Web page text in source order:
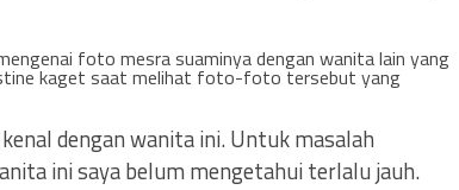
foto mesra suaminya dengan wanita lain yang
kaget saat melihat foto-foto tersebut yang
dengan wanita ini. Untuk masalah
ini saya belum mengetahui terlalu jauh.